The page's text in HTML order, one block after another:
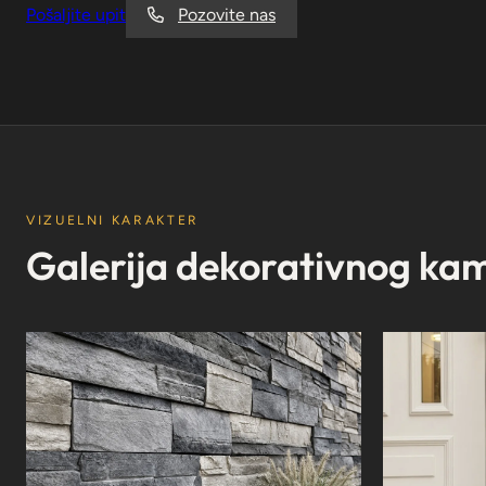
Pošaljite upit Pozovite nas
VIZUELNI KARAKTER
Galerija dekorativnog